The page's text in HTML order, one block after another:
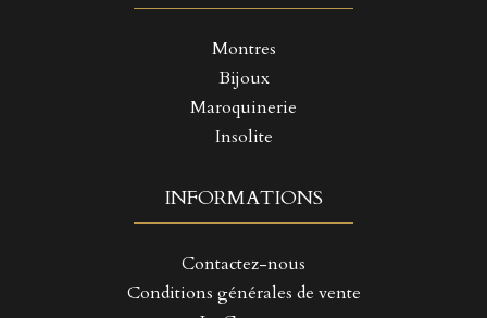
Montres
Bijoux
Maroquinerie
Insolite
INFORMATIONS
Contactez-nous
Conditions générales de vente